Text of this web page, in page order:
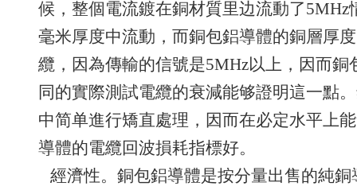
候，整個電流鍍在銅材質里边流動了5MHz
毫米厚度中流動，而銅包鋁導體的銅層厚
纜，因為傳輸的信號是5MHz以上，因而
同的實際測試電纜的衰減能够證明這一點
中简单進行矯直處理，因而在必定水平上
導體的電纜回波損耗指標好。
經濟性。銅包鋁導體是按分量出售的純